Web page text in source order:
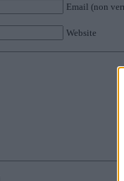
Email (non
Website